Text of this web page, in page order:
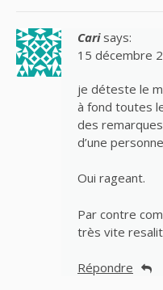
Cari says:
15 décembre
je déteste le
à fond toutes
des
d’une
Oui rageant.
Par contre
très vite
Répondre